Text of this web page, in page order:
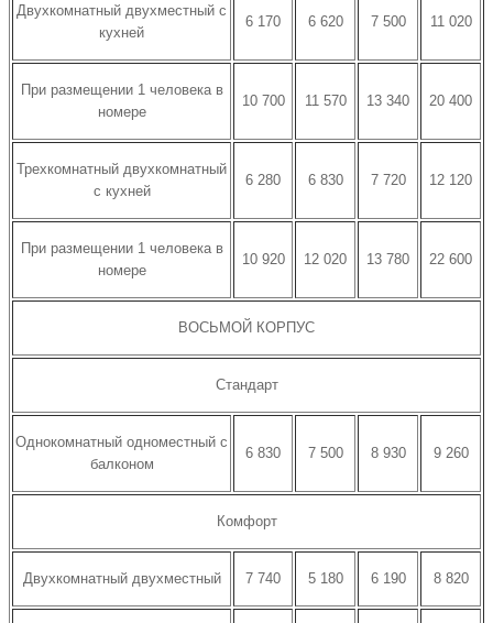
Двухкомнатный двухместный с
кухней
6 170 6 620 7 500 11 020
При размещении 1 человека в
номере
10 700 11 570 13 340 20 400
Трехкомнатный двухкомнатный
с кухней
6 280 6 830 7 720 12 120
При размещении 1 человека в
номере
10 920 12 020 13 780 22 600
ВОСЬМОЙ КОРПУС
Стандарт
Однокомнатный одноместный с
балконом
6 830 7 500 8 930 9 260
Комфорт
Двухкомнатный двухместный 7 740 5 180 6 190 8 820